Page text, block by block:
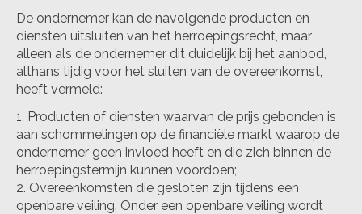
De ondernemer kan de navolgende producten en
diensten uitsluiten van het herroepingsrecht, maar
alleen als de ondernemer dit duidelijk bij het aanbod,
althans tijdig voor het sluiten van de overeenkomst,
heeft vermeld:
Producten of diensten waarvan de prijs gebonden is
aan schommelingen op de financiële markt waarop de
ondernemer geen invloed heeft en die zich binnen de
herroepingstermijn kunnen voordoen;
Overeenkomsten die gesloten zijn tijdens een
openbare veiling. Onder een openbare veiling wordt